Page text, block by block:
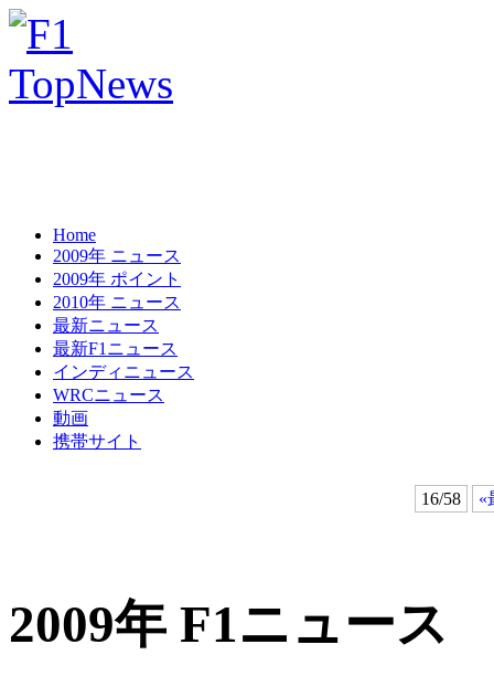
Home
2009年 ニュース
2009年 ポイント
2010年 ニュース
最新ニュース
最新F1ニュース
インディニュース
WRCニュース
動画
携帯サイト
16/58 «
2009年 F1ニュース